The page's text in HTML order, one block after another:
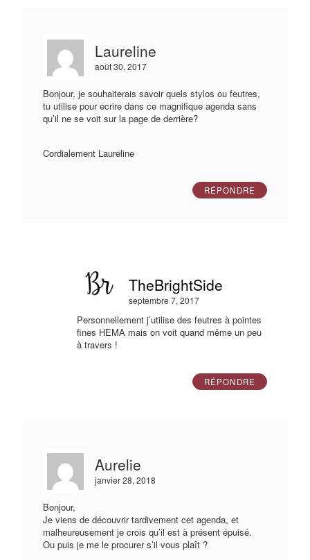
Laureline
août 30, 2017
Bonjour, je souhaiterais savoir quels stylos ou feutres,
tu utilise pour ecrire dans ce magnifique agenda sans
qu’il ne se voit sur la page de derrière?
Cordialement Laureline
RÉPONDRE
TheBrightSide
septembre 7, 2017
Personnellement j’utilise des feutres à pointes
fines HEMA mais on voit quand même un peu
à travers !
RÉPONDRE
Aurelie
janvier 28, 2018
Bonjour,
Je viens de découvrir tardivement cet agenda, et
malheureusement je crois qu’il est à présent épuisé.
Ou puis je me le procurer s’il vous plaît ?